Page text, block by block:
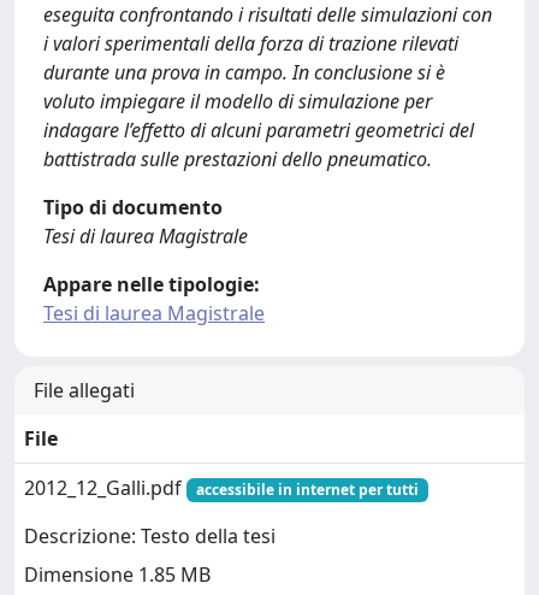
eseguita confrontando i risultati delle simulazioni con
i valori sperimentali della forza di trazione rilevati
durante una prova in campo. In conclusione si è
voluto impiegare il modello di simulazione per
indagare l’effetto di alcuni parametri geometrici del
battistrada sulle prestazioni dello pneumatico.
Tipo di documento
Tesi di laurea Magistrale
Appare nelle tipologie:
Tesi di laurea Magistrale
File allegati
File
2012_12_Galli.pdf
accessibile in internet per tutti
Descrizione: Testo della tesi
Dimensione 1.85 MB